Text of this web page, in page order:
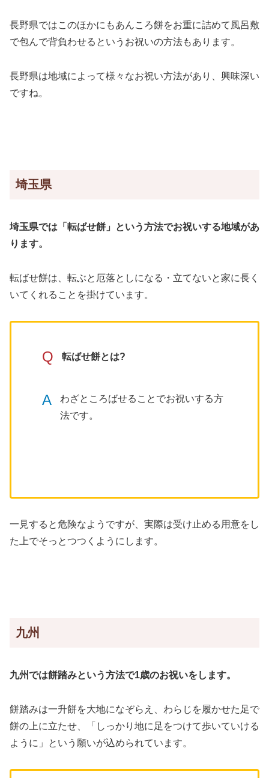
長野県ではこのほかにもあんころ餅をお重に詰めて風呂敷
で包んで背負わせるというお祝いの方法もあります。
長野県は地域によって様々なお祝い方法があり、興味深い
ですね。
埼玉県
埼玉県では「転ばせ餅」という方法でお祝いする地域があ
ります。
転ばせ餅は、転ぶと厄落としになる・立てないと家に長く
いてくれることを掛けています。
Q 転ばせ餅とは?
A
わざところばせることでお祝いする方
法です。
一見すると危険なようですが、実際は受け止める用意をし
た上でそっとつつくようにします。
九州
九州では餅踏みという方法で1歳のお祝いをします。
餅踏みは一升餅を大地になぞらえ、わらじを履かせた足で
餅の上に立たせ、「しっかり地に足をつけて歩いていける
ように」という願いが込められています。